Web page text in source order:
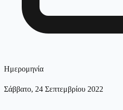
Ημερομηνία
Σάββατο, 24 Σεπτεμβρίου 2022